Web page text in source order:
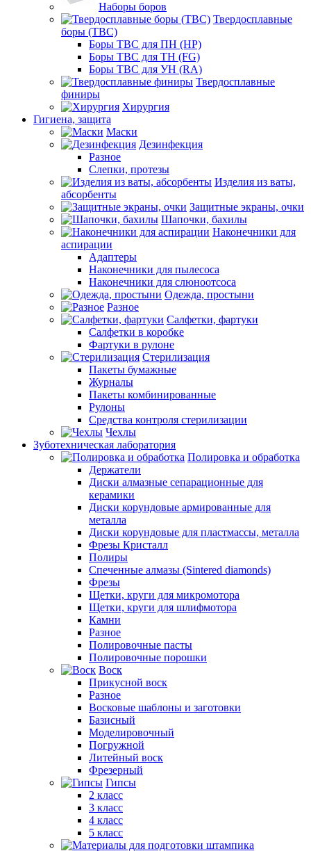
Наборы боров
Твердосплавные
боры (ТВС)
Боры ТВС для ПН (HP)
Боры ТВС для ТН (FG)
Боры ТВС для УН (RA)
Твердосплавные
финиры
Хирургия
Гигиена, защита
Маски
Дезинфекция
Разное
Слепки, протезы
Изделия из ваты,
абсорбенты
Защитные экраны, очки
Шапочки, бахилы
Наконечники для
аспирации
Адаптеры
Наконечники для пылесоса
Наконечники для слюноотсоса
Одежда, простыни
Разное
Салфетки, фартуки
Салфетки в коробке
Фартуки в рулоне
Стерилизация
Пакеты бумажные
Журналы
Пакеты комбинированные
Рулоны
Средства контроля стерилизации
Чехлы
Зуботехническая лаборатория
Полировка и обработка
Держатели
Диски алмазные сепарационные для
керамики
Диски корундовые армированные для
металла
Диски корундовые для пластмассы, металла
Фрезы Кристалл
Полиры
Спеченные алмазы (Sintered diamonds)
Фрезы
Щетки, круги для микромотора
Щетки, круги для шлифмотора
Камни
Разное
Полировочные пасты
Полировочные порошки
Воск
Прикусной воск
Разное
Восковые шаблоны и заготовки
Базисный
Моделировочный
Погружной
Литейный воск
Фрезерный
Гипсы
2 класс
3 класс
4 класс
5 класс